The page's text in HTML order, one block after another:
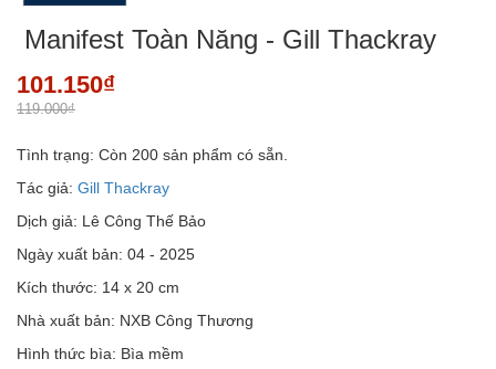
Manifest Toàn Năng - Gill Thackray
101.150₫
119.000₫
Tình trạng: Còn 200 sản phẩm có sẵn.
Tác giả: Gill Thackray
Dịch giả: Lê Công Thế Bảo
Ngày xuất bản: 04 - 2025
Kích thước: 14 x 20 cm
Nhà xuất bản: NXB Công Thương
Hình thức bìa: Bìa mềm